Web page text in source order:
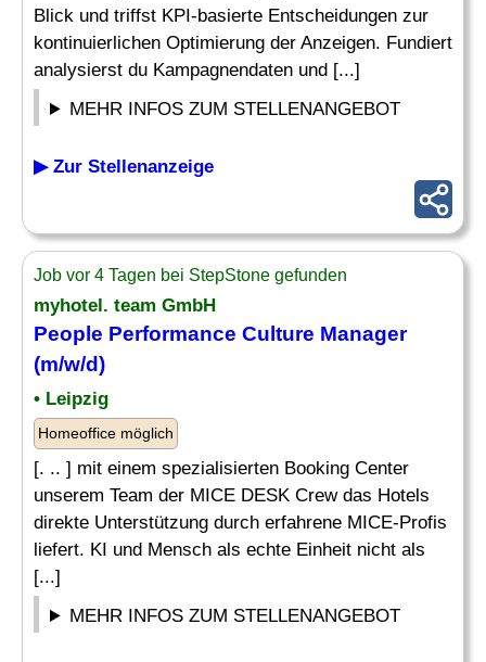
Blick und triffst KPI-basierte Entscheidungen zur
kontinuierlichen Optimierung der Anzeigen. Fundiert
analysierst du Kampagnendaten und [...]
MEHR INFOS ZUM STELLENANGEBOT
▶ Zur Stellenanzeige
Job vor 4 Tagen bei StepStone gefunden
myhotel. team GmbH
People Performance Culture Manager
(m/w/d)
• Leipzig
Homeoffice möglich
[. .. ] mit einem spezialisierten Booking Center
unserem Team der MICE DESK Crew das Hotels
direkte Unterstützung durch erfahrene MICE-Profis
liefert. KI und Mensch als echte Einheit nicht als
[...]
MEHR INFOS ZUM STELLENANGEBOT